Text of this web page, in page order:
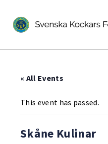
« All Events
This event has passed.
Skåne Kulinar